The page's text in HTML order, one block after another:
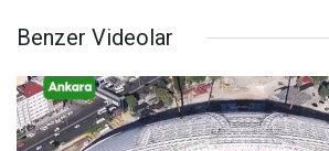
Benzer Videolar